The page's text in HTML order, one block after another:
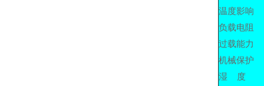
温度影响
负载电阻
过载能力
机械保护
湿 度